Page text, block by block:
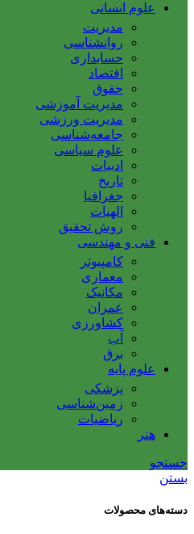
علوم انسانی
مدیریت
روانشناسی
حسابداری
اقتصاد
حقوق
مدیریت آموزشی
مدیریت ورزشی
جامعه‌شناسی
علوم سیاسی
ادبیات
تاریخ
جغرافیا
الهیات
روش تحقیق
فنی و مهندسی
کامپیوتر
معماری
مکانیک
عمران
کشاورزی
آب
برق
علوم پایه
پزشکی
زمین‌شناسی
ریاضیات
هنر
جستجو
بستن
دسته‌های محصولات